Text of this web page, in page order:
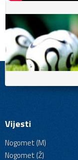
Vijesti
Nogomet (M)
Nogomet (Ž)